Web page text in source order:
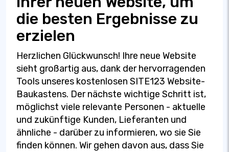
die besten Ergebnisse zu
erzielen
Herzlichen Glückwunsch! Ihre neue Website
sieht großartig aus, dank der hervorragenden
Tools unseres kostenlosen SITE123 Website-
Baukastens. Der nächste wichtige Schritt ist,
möglichst viele relevante Personen - aktuelle
und zukünftige Kunden, Lieferanten und
ähnliche - darüber zu informieren, wo sie Sie
finden können. Wir gehen davon aus, dass Sie